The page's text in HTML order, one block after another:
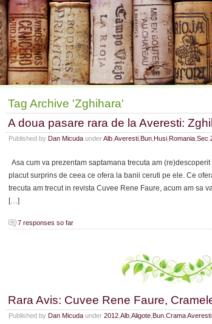
Tag Archive 'Zghihara'
A doua pasare rara de la Averesti:
Published by Dan Micuda underAlb Averesti Bun Husi Romania Sec
Asa cum va prezentam saptamana trecuta am
placut surprins de ceea ce ofera la banii ceruti pe ele. Ce
trecuta am trecut in revista Cuvee Rene Faure, acum am sa
[…]
7 responses so far
Rara Avis: Cuvee Rene Faure,
Published by Dan Micuda under 2012 Alb Aligote Bun Crama Averesti